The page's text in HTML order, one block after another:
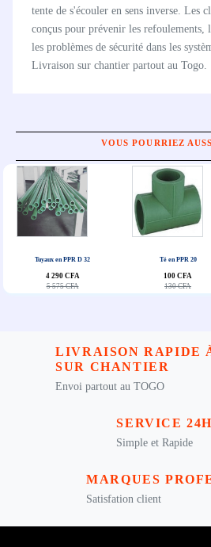
tente de s'écouler en sens inverse. Les
conçus pour prévenir les refoulements,
les problèmes de sécurité dans les
Livraison sur chantier partout au Togo.
VOUS POURRIEZ
Tuyaux en PPR D 32
4 290 CFA
5 575 CFA
Té en PPR 20
100 CFA
130 CFA
LIVRAISON RAPIDE
SUR CHANTIER
Envoi partout au TOGO
SERVICE
Simple et Rapide
MARQUES
Satisfation client